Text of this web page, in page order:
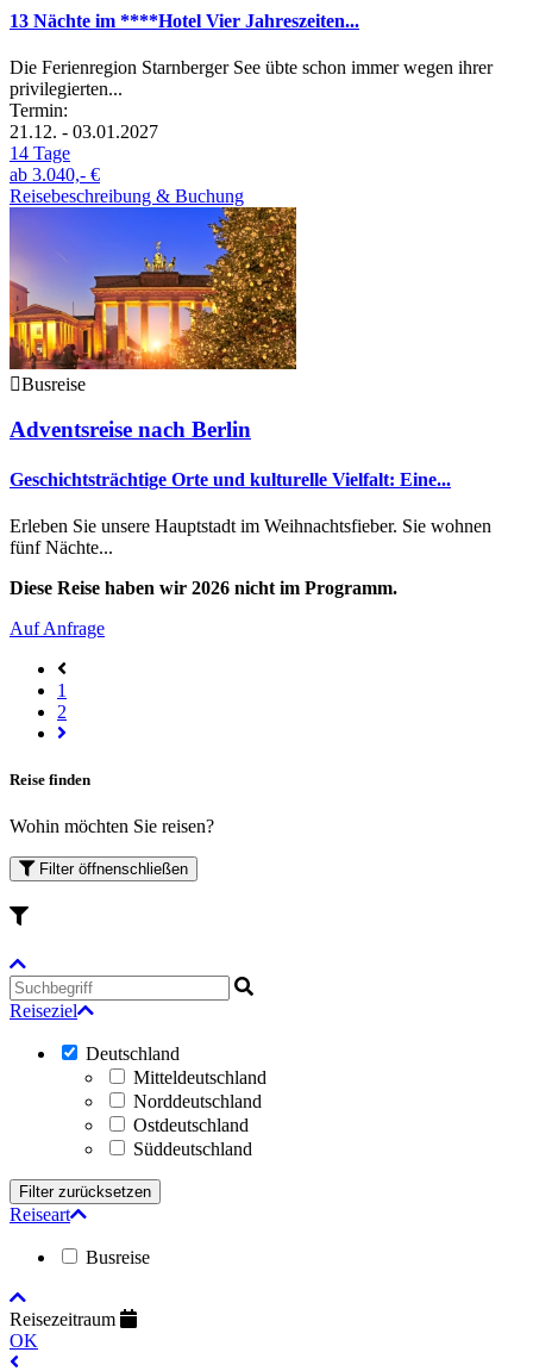
13 Nächte im ****Hotel Vier Jahreszeiten...
Die Ferienregion Starnberger See übte schon immer wegen ihrer
privilegierten...
Termin:
21.12. - 03.01.2027
14 Tage
ab 3.040,- €
Reisebeschreibung & Buchung
Busreise
Adventsreise nach Berlin
Geschichtsträchtige Orte und kulturelle Vielfalt: Eine...
Erleben Sie unsere Hauptstadt im Weihnachtsfieber. Sie wohnen
fünf Nächte...
Diese Reise haben wir 2026 nicht im Programm.
Auf Anfrage
1
2
Reise finden
Wohin möchten Sie reisen?
Filter öffnenschließen
Reiseziel
Deutschland
Mitteldeutschland
Norddeutschland
Ostdeutschland
Süddeutschland
Reiseart
Busreise
Reisezeitraum
OK